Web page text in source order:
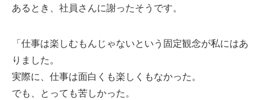
あるとき、社員さんに謝ったそうです。
「仕事は楽しむもんじゃないという固定観念が私にはあ
りました。
実際に、仕事は面白くも楽しくもなかった。
でも、とっても苦しかった。